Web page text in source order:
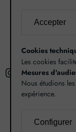
c
Instagram X
L’abus
Accepter
Cookies
Les cookies
Mesures
Nous étudions
expérience.
Configurer